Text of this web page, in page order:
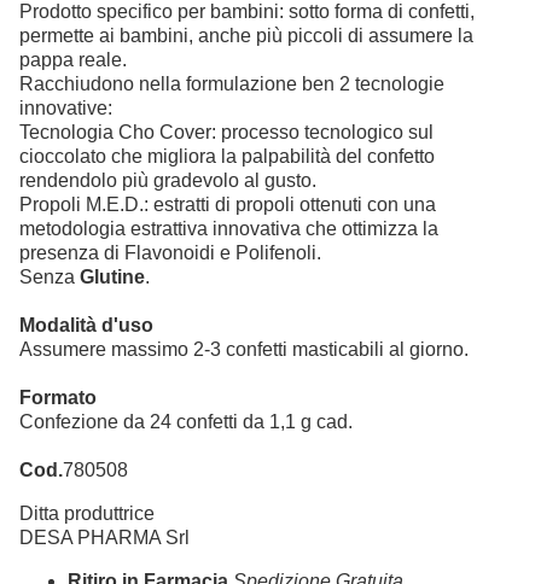
Prodotto specifico per bambini: sotto forma di confetti,
permette ai bambini, anche più piccoli di assumere la
pappa reale.
Racchiudono nella formulazione ben 2 tecnologie
innovative:
Tecnologia Cho Cover: processo tecnologico sul
cioccolato che migliora la palpabilità del confetto
rendendolo più gradevolo al gusto.
Propoli M.E.D.: estratti di propoli ottenuti con una
metodologia estrattiva innovativa che ottimizza la
presenza di Flavonoidi e Polifenoli.
Senza Glutine.
Modalità d'uso
Assumere massimo 2-3 confetti masticabili al giorno.
Formato
Confezione da 24 confetti da 1,1 g cad.
Cod.780508
Ditta produttrice
DESA PHARMA Srl